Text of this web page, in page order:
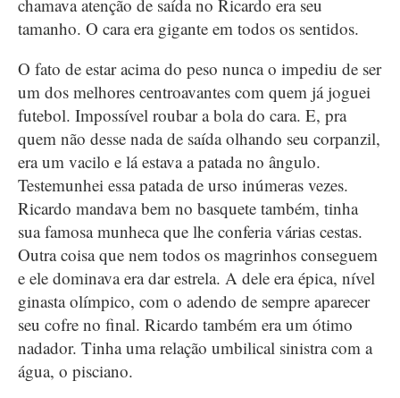
chamava atenção de saída no Ricardo era seu
tamanho. O cara era gigante em todos os sentidos.
O fato de estar acima do peso nunca o impediu de ser
um dos melhores centroavantes com quem já joguei
futebol. Impossível roubar a bola do cara. E, pra
quem não desse nada de saída olhando seu corpanzil,
era um vacilo e lá estava a patada no ângulo.
Testemunhei essa patada de urso inúmeras vezes.
Ricardo mandava bem no basquete também, tinha
sua famosa munheca que lhe conferia várias cestas.
Outra coisa que nem todos os magrinhos conseguem
e ele dominava era dar estrela. A dele era épica, nível
ginasta olímpico, com o adendo de sempre aparecer
seu cofre no final. Ricardo também era um ótimo
nadador. Tinha uma relação umbilical sinistra com a
água, o pisciano.